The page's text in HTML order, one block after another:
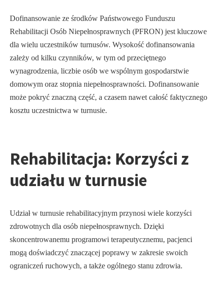
Dofinansowanie ze środków Państwowego Funduszu
Rehabilitacji Osób Niepełnosprawnych (PFRON) jest kluczowe
dla wielu uczestników turnusów. Wysokość dofinansowania
zależy od kilku czynników, w tym od przeciętnego
wynagrodzenia, liczbie osób we wspólnym gospodarstwie
domowym oraz stopnia niepełnosprawności. Dofinansowanie
może pokryć znaczną część, a czasem nawet całość faktycznego
kosztu uczestnictwa w turnusie.
Rehabilitacja: Korzyści z
udziału w turnusie
Udział w turnusie rehabilitacyjnym przynosi wiele korzyści
zdrowotnych dla osób niepełnosprawnych. Dzięki
skoncentrowanemu programowi terapeutycznemu, pacjenci
mogą doświadczyć znaczącej poprawy w zakresie swoich
ograniczeń ruchowych, a także ogólnego stanu zdrowia.